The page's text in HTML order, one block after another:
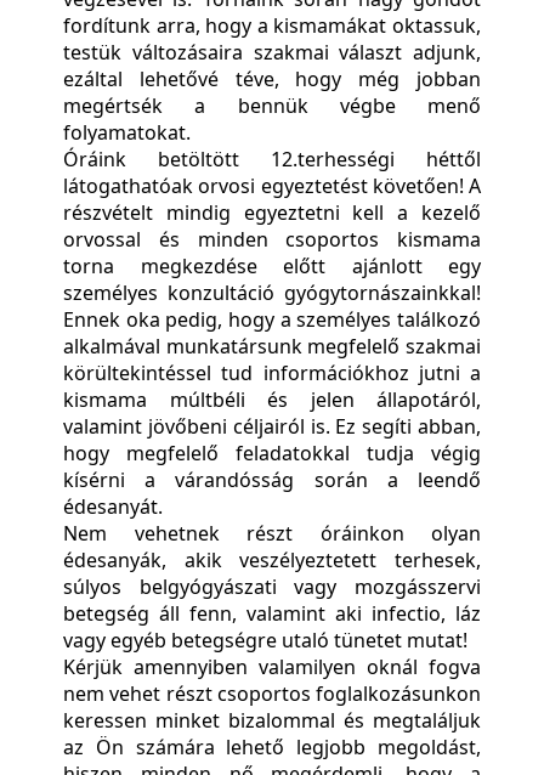
fordítunk arra, hogy a kismamákat oktassuk,
testük változásaira szakmai választ adjunk,
ezáltal lehetővé téve, hogy még jobban
megértsék a bennük végbe menő
folyamatokat.
Óráink betöltött 12.terhességi héttől
látogathatóak orvosi egyeztetést követően! A
részvételt mindig egyeztetni kell a kezelő
orvossal és minden csoportos kismama
torna megkezdése előtt ajánlott egy
személyes konzultáció gyógytornászainkkal!
Ennek oka pedig, hogy a személyes találkozó
alkalmával munkatársunk megfelelő szakmai
körültekintéssel tud információkhoz jutni a
kismama múltbéli és jelen állapotáról,
valamint jövőbeni céljairól is. Ez segíti abban,
hogy megfelelő feladatokkal tudja végig
kísérni a várandósság során a leendő
édesanyát.
Nem vehetnek részt óráinkon olyan
édesanyák, akik veszélyeztetett terhesek,
súlyos belgyógyászati vagy mozgásszervi
betegség áll fenn, valamint aki infectio, láz
vagy egyéb betegségre utaló tünetet mutat!
Kérjük amennyiben valamilyen oknál fogva
nem vehet részt csoportos foglalkozásunkon
keressen minket bizalommal és megtaláljuk
az Ön számára lehető legjobb megoldást,